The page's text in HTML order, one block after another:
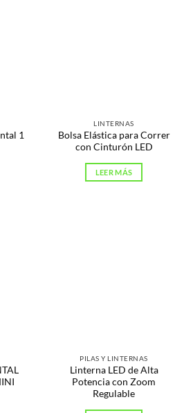
1
LINTERNAS
Bolsa Elástica para Correr
con Cinturón LED
LEER MÁS
PILAS Y LINTERNAS
Linterna LED de Alta
Potencia con Zoom
Regulable